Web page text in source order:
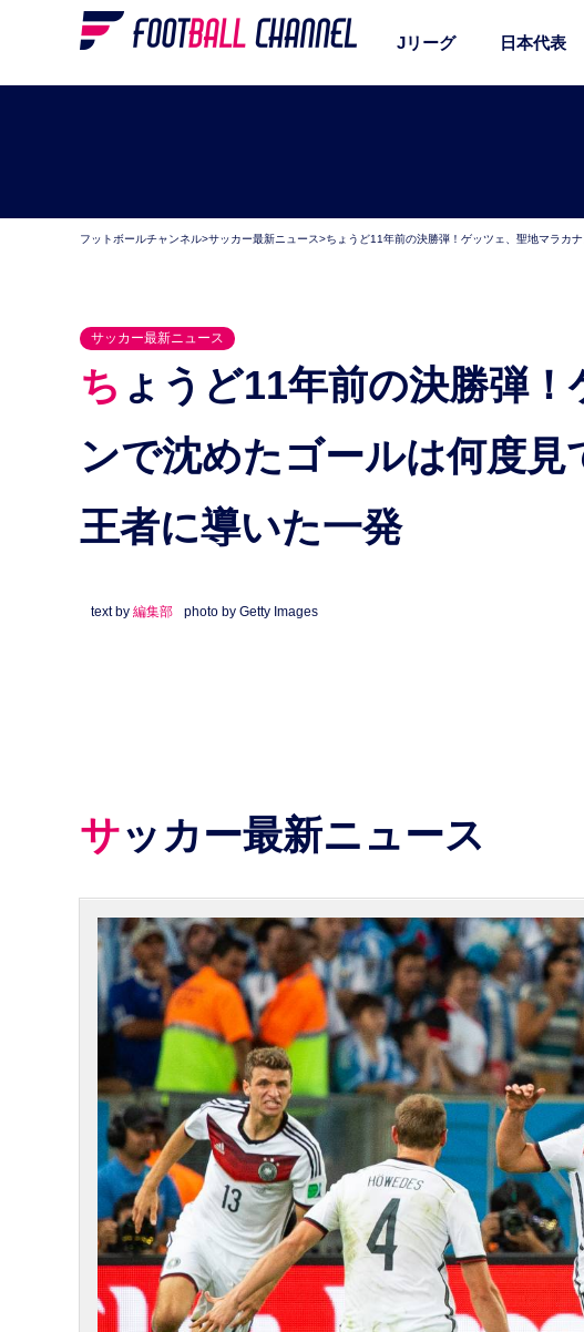
Jリーグ 日本代表
フットボールチャンネル>サッカー最新ニュース>ちょうど11年前の決勝弾！ゲッツェ、聖地マラカ
サッカー最新ニュース
ちょうど11年前の決勝弾！ゲッツェ、聖地マラカナ
ンで沈めたゴールは何度
王者に導いた一発
text by 編集部 photo by Getty Images
サッカー最新ニュース